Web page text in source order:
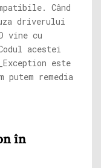
Când
driverului
vine cu
acestei
este
putem remedia
în